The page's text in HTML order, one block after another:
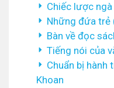
Chiếc lược ngà
Những đứa trẻ
Bàn về đọc
Tiếng nói của
Chuẩn bị hành
Khoan